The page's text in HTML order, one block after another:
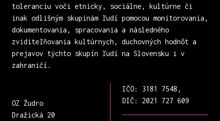
toleranciu voči etnicky, sociálne, kultúrne či
inak odlišným skupinám ľudí pomocou monitorovania,
dokumentovania, spracovania a následného
zviditeľňovania kultúrnych, duchovných hodnôt a
prejavov týchto skupín ľudí na Slovensku i v
zahraničí.
OZ Žudro
Dražická 20
IČO: 3181 7548,
DIČ: 2021 727 609